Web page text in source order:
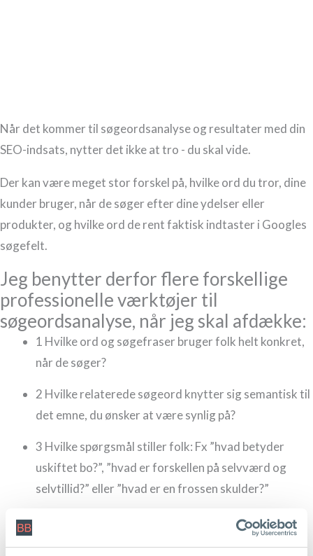
Når det kommer til søgeordsanalyse og resultater med din
SEO-indsats, nytter det ikke at tro - du skal vide.
Der kan være meget stor forskel på, hvilke ord du tror, dine
kunder bruger, når de søger efter dine ydelser eller
produkter, og hvilke ord de rent faktisk indtaster i Googles
søgefelt.
Jeg benytter derfor flere forskellige
professionelle værktøjer til
søgeordsanalyse, når jeg skal afdække:
1 Hvilke ord og søgefraser bruger folk helt konkret,
når de søger?
2 Hvilke relaterede søgeord knytter sig semantisk til
det emne, du ønsker at være synlig på?
3 Hvilke spørgsmål stiller folk: Fx ”hvad betyder
uskiftet bo?”, ”hvad er forskellen på selvværd og
selvtillid?” eller ”hvad er en frossen skulder?”
Hvilke konkurrenter er du oppe imod på Google?
Hvem skal vi slå af banen, hvis du øverst på side 1?